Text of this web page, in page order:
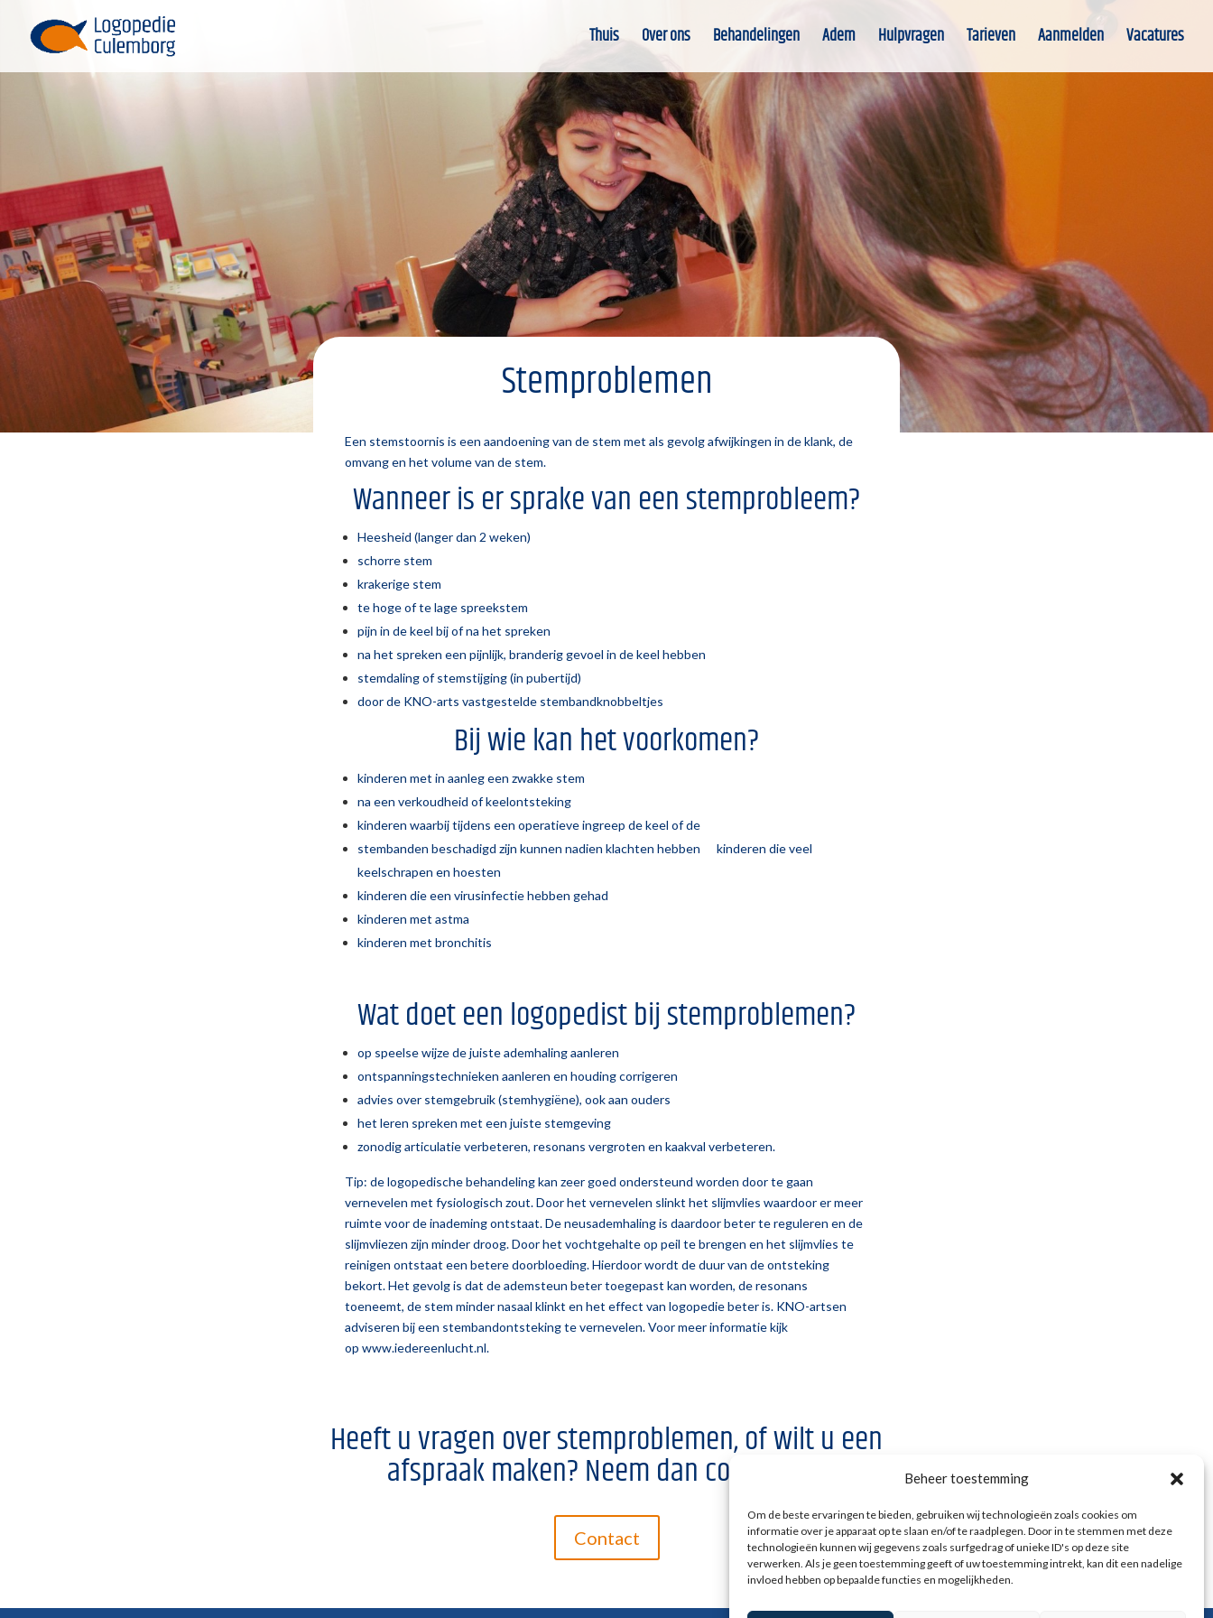
Beheer toestemming
Om de beste ervaringen te bieden, gebruiken wij technologieën zoals cookies om
informatie over je apparaat op te slaan en/of te raadplegen. Door in te stemmen met deze
technologieën kunnen wij gegevens zoals surfgedrag of unieke ID's op deze site
verwerken. Als je geen toestemming geeft of uw toestemming intrekt, kan dit een nadelige
invloed hebben op bepaalde functies en mogelijkheden.
Thuis Over ons Behandelingen Adem Hulpvragen Tarieven Aanmelden Vacatures
Stemproblemen
Een stemstoornis is een aandoening van de stem met als gevolg afwijkingen in de klank, de
omvang en het volume van de stem.
Wanneer is er sprake van een stemprobleem?
Heesheid (langer dan 2 weken)
schorre stem
krakerige stem
te hoge of te lage spreekstem
pijn in de keel bij of na het spreken
na het spreken een pijnlijk, branderig gevoel in de keel hebben
stemdaling of stemstijging (in pubertijd)
door de KNO-arts vastgestelde stembandknobbeltjes
Bij wie kan het voorkomen?
kinderen met in aanleg een zwakke stem
na een verkoudheid of keelontsteking
kinderen waarbij tijdens een operatieve ingreep de keel of de
stembanden beschadigd zijn kunnen nadien klachten hebben kinderen die veel
keelschrapen en hoesten
kinderen die een virusinfectie hebben gehad
kinderen met astma
kinderen met bronchitis
Wat doet een logopedist bij stemproblemen?
op speelse wijze de juiste ademhaling aanleren
ontspanningstechnieken aanleren en houding corrigeren
advies over stemgebruik (stemhygiëne), ook aan ouders
het leren spreken met een juiste stemgeving
zonodig articulatie verbeteren, resonans vergroten en kaakval verbeteren.
Tip: de logopedische behandeling kan zeer goed ondersteund worden door te gaan
vernevelen met fysiologisch zout. Door het vernevelen slinkt het slijmvlies waardoor er meer
ruimte voor de inademing ontstaat. De neusademhaling is daardoor beter te reguleren en de
slijmvliezen zijn minder droog. Door het vochtgehalte op peil te brengen en het slijmvlies te
reinigen ontstaat een betere doorbloeding. Hierdoor wordt de duur van de ontsteking
bekort. Het gevolg is dat de ademsteun beter toegepast kan worden, de resonans
toeneemt, de stem minder nasaal klinkt en het effect van logopedie beter is. KNO-artsen
adviseren bij een stembandontsteking te vernevelen. Voor meer informatie kijk
op www.iedereenlucht.nl.
Heeft u vragen over stemproblemen, of wilt u een
afspraak maken? Neem dan contact op.
Contact